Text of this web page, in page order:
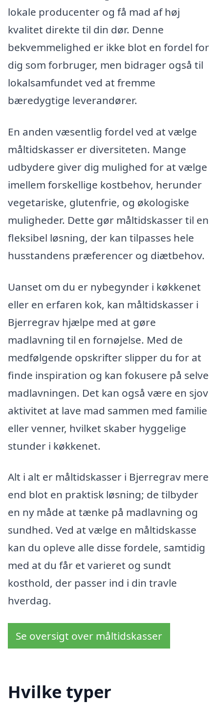
lokale producenter og få mad af høj
kvalitet direkte til din dør. Denne
bekvemmelighed er ikke blot en fordel for
dig som forbruger, men bidrager også til
lokalsamfundet ved at fremme
bæredygtige leverandører.
En anden væsentlig fordel ved at vælge
måltidskasser er diversiteten. Mange
udbydere giver dig mulighed for at vælge
imellem forskellige kostbehov, herunder
vegetariske, glutenfrie, og økologiske
muligheder. Dette gør måltidskasser til en
fleksibel løsning, der kan tilpasses hele
husstandens præferencer og diætbehov.
Uanset om du er nybegynder i køkkenet
eller en erfaren kok, kan måltidskasser i
Bjerregrav hjælpe med at gøre
madlavning til en fornøjelse. Med de
medfølgende opskrifter slipper du for at
finde inspiration og kan fokusere på selve
madlavningen. Det kan også være en sjov
aktivitet at lave mad sammen med familie
eller venner, hvilket skaber hyggelige
stunder i køkkenet.
Alt i alt er måltidskasser i Bjerregrav mere
end blot en praktisk løsning; de tilbyder
en ny måde at tænke på madlavning og
sundhed. Ved at vælge en måltidskasse
kan du opleve alle disse fordele, samtidig
med at du får et varieret og sundt
kosthold, der passer ind i din travle
hverdag.
Se oversigt over måltidskasser
Hvilke typer